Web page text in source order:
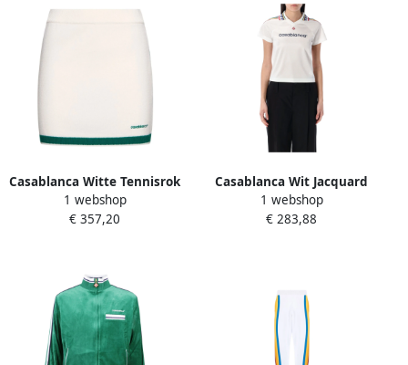
Casablanca Witte Tennisrok
met Logo Borduursel White
Dames
1 webshop
€ 357,20
Casablanca Wit Jacquard
Monogram Voetbal T-shirt
White Dames
1 webshop
€ 283,88